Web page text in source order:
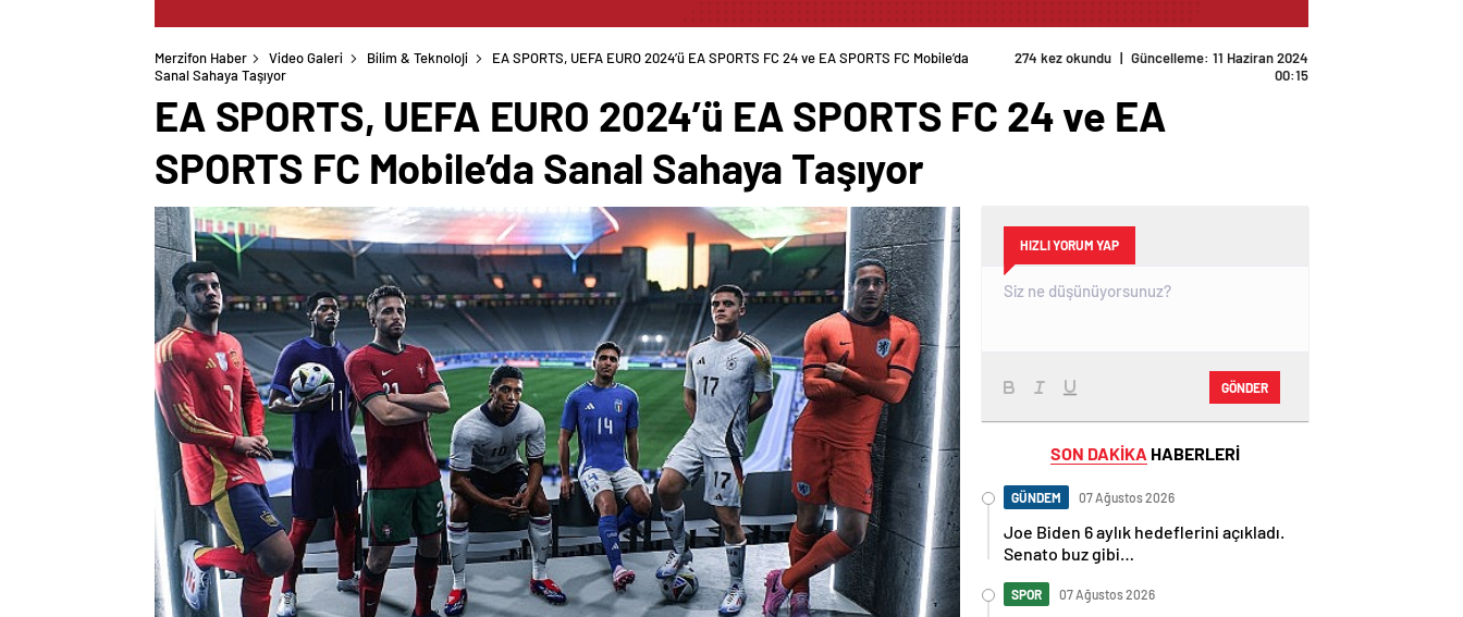
Merzifon Haber Video Galeri Bilim & Teknoloji
EA SPORTS, UEFA EURO 2024’ü EA SPORTS FC 24 ve EA SPORTS FC Mobile’da
Sanal Sahaya Taşıyor
274 kez okundu | Güncelleme: 11 Haziran 2024
00:15
EA SPORTS, UEFA EURO 2024’ü EA SPORTS FC 24 ve EA
SPORTS FC Mobile’da Sanal Sahaya Taşıyor
HIZLI YORUM YAP
GÖNDER
SON DAKİKA HABERLERİ
GÜNDEM 07 Ağustos 2026
Joe Biden 6 aylık hedeflerini açıkladı.
Senato buz gibi…
SPOR 07 Ağustos 2026